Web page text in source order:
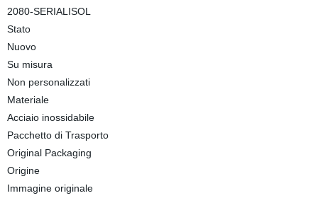
2080-SERIALISOL
Stato
Nuovo
Su misura
Non personalizzati
Materiale
Acciaio inossidabile
Pacchetto di Trasporto
Original Packaging
Origine
Immagine originale